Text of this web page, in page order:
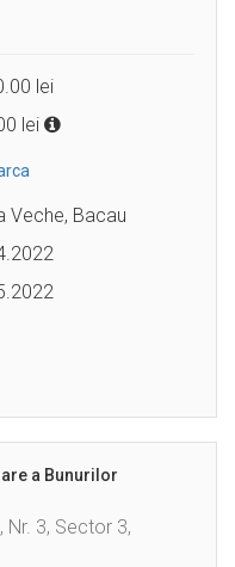
lei
lei
Veche, Bacau
a Bunurilor
Nr. 3, Sector 3,